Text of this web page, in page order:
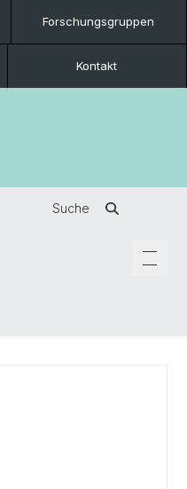
Forschungsgruppen
Kontakt
Suche